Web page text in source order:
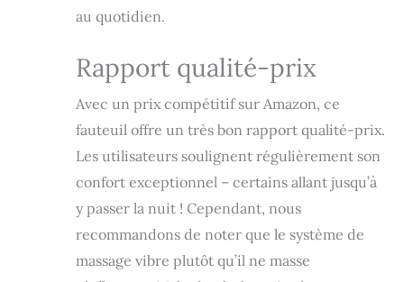
haute qualité : Ce
matériau de
rembourrage est
de similicuir de
première qualité.
Le similicuir de
imperméable et
facile à nettoyer.
Accessoires
multifonctionnels :
au quotidien.
Rapport qualité-prix
Avec un prix compétitif sur Amazon, ce
fauteuil offre un très bon rapport qualité-prix.
Les utilisateurs soulignent régulièrement son
confort exceptionnel – certains allant jusqu’à
y passer la nuit ! Cependant, nous
recommandons de noter que le système de
massage vibre plutôt qu’il ne masse